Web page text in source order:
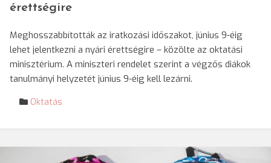
érettségire
Meghosszabbították az iratkozási időszakot, június 9-éig
lehet jelentkezni a nyári érettségire – közölte az oktatási
minisztérium. A miniszteri rendelet szerint a végzős diákok
tanulmányi helyzetét június 9-éig kell lezárni.
Oktatás